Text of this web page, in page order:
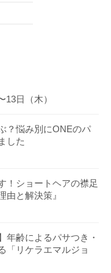
日（木）
？悩み別にONEのパ
した
！ショートヘアの襟足
由と解決策』
年齢によるパサつき・
「リケラエマルジョ